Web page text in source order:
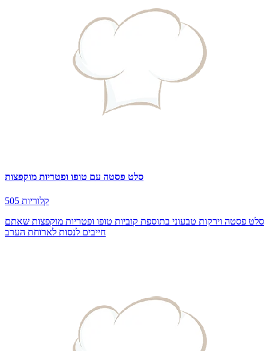
סלט פסטה עם טופו ופטריות מוקפצות
505 קלוריות
סלט פסטה וירקות טבעוני בתוספת קוביות טופו ופטריות מוקפצות שאתם
חייבים לנסות לארוחת הערב